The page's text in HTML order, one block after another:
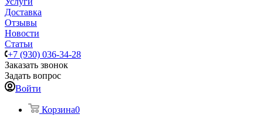
Доставка
Отзывы
Новости
Статьи
+7 (930) 036-34-28
Заказать звонок
Задать вопрос
Войти
Корзина0